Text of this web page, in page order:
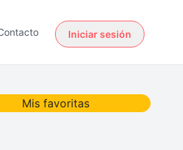
Iniciar sesión
Mis favoritas